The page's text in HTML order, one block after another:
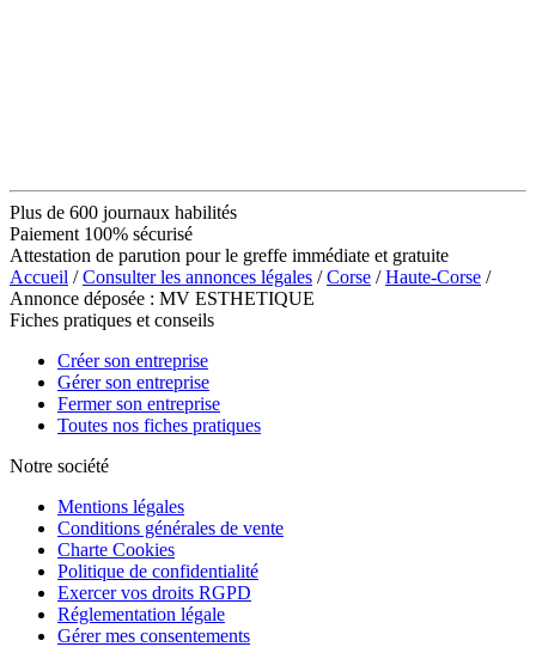
Plus de 600 journaux habilités
Paiement 100% sécurisé
Attestation de parution pour le greffe immédiate et gratuite
Accueil /Consulter les annonces légales /Corse /Haute-Corse /
Annonce déposée : MV ESTHETIQUE
Fiches pratiques et conseils
Créer son entreprise
Gérer son entreprise
Fermer son entreprise
Toutes nos fiches pratiques
Notre société
Mentions légales
Conditions générales de vente
Charte Cookies
Politique de confidentialité
Exercer vos droits RGPD
Réglementation légale
Gérer mes consentements